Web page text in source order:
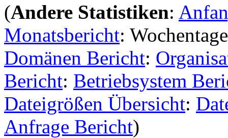
(Andere Statistiken:
Monatsbericht:
Domänen Bericht:
Bericht: Betriebsystem
Dateigrößen Übersicht:
Anfrage Bericht)